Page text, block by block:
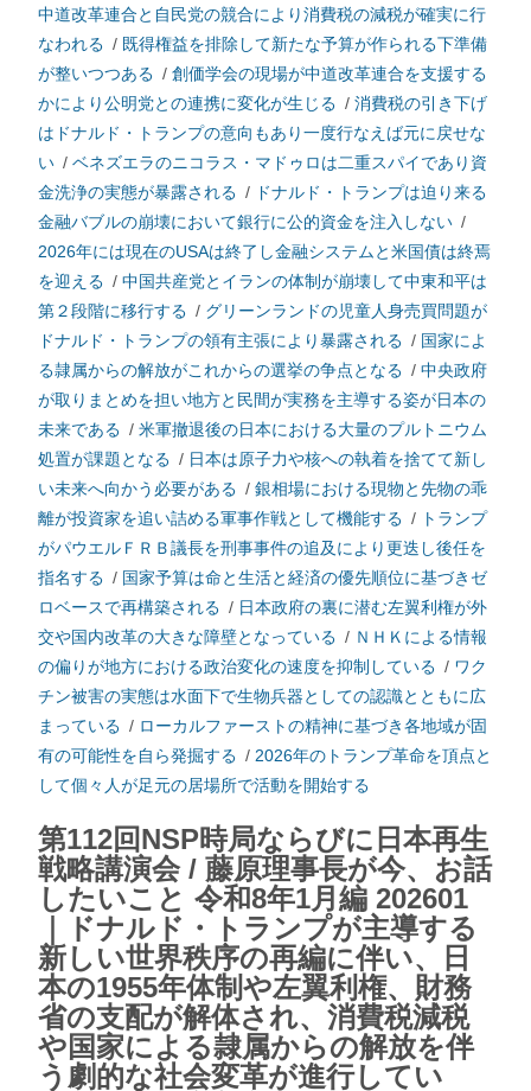
中道改革連合と自民党の競合により消費税の減税が確実に行
なわれる / 既得権益を排除して新たな予算が作られる下準備
が整いつつある / 創価学会の現場が中道改革連合を支援する
かにより公明党との連携に変化が生じる / 消費税の引き下げ
はドナルド・トランプの意向もあり一度行なえば元に戻せな
い / ベネズエラのニコラス・マドゥロは二重スパイであり資
金洗浄の実態が暴露される / ドナルド・トランプは迫り来る
金融バブルの崩壊において銀行に公的資金を注入しない /
2026年には現在のUSAは終了し金融システムと米国債は終焉
を迎える / 中国共産党とイランの体制が崩壊して中東和平は
第２段階に移行する / グリーンランドの児童人身売買問題が
ドナルド・トランプの領有主張により暴露される / 国家によ
る隷属からの解放がこれからの選挙の争点となる / 中央政府
が取りまとめを担い地方と民間が実務を主導する姿が日本の
未来である / 米軍撤退後の日本における大量のプルトニウム
処置が課題となる / 日本は原子力や核への執着を捨てて新し
い未来へ向かう必要がある / 銀相場における現物と先物の乖
離が投資家を追い詰める軍事作戦として機能する / トランプ
がパウエルＦＲＢ議長を刑事事件の追及により更迭し後任を
指名する / 国家予算は命と生活と経済の優先順位に基づきゼ
ロベースで再構築される / 日本政府の裏に潜む左翼利権が外
交や国内改革の大きな障壁となっている / ＮＨＫによる情報
の偏りが地方における政治変化の速度を抑制している / ワク
チン被害の実態は水面下で生物兵器としての認識とともに広
まっている / ローカルファーストの精神に基づき各地域が固
有の可能性を自ら発掘する / 2026年のトランプ革命を頂点と
して個々人が足元の居場所で活動を開始する
第112回NSP時局ならびに日本再生
戦略講演会 / 藤原理事長が今、お話
したいこと 令和8年1月編 202601
｜ドナルド・トランプが主導する
新しい世界秩序の再編に伴い、日
本の1955年体制や左翼利権、財務
省の支配が解体され、消費税減税
や国家による隷属からの解放を伴
う劇的な社会変革が進行してい